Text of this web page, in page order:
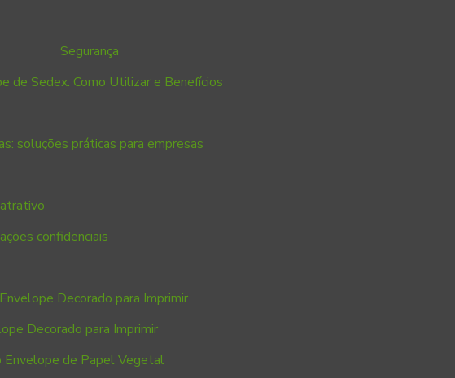
Segurança
de Sedex: Como Utilizar e Benefícios
soluções práticas para empresas
confidenciais
Decorado para Imprimir
Decorado para Imprimir
Envelope de Papel Vegetal